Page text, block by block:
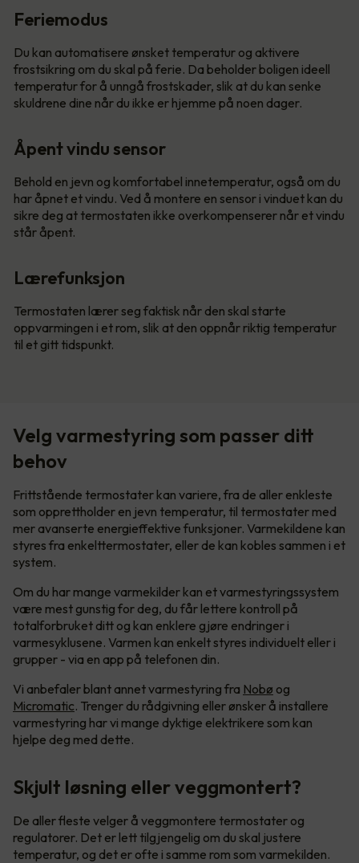
Feriemodus
Du kan automatisere ønsket temperatur og aktivere
frostsikring om du skal på ferie. Da beholder boligen ideell
temperatur for å unngå frostskader, slik at du kan senke
skuldrene dine når du ikke er hjemme på noen dager.
Åpent vindu sensor
Behold en jevn og komfortabel innetemperatur, også om du
har åpnet et vindu. Ved å montere en sensor i vinduet kan du
sikre deg at termostaten ikke overkompenserer når et vindu
står åpent.
Lærefunksjon
Termostaten lærer seg faktisk når den skal starte
oppvarmingen i et rom, slik at den oppnår riktig temperatur
til et gitt tidspunkt.
Velg varmestyring som passer ditt
behov
Frittstående termostater kan variere, fra de aller enkleste
som opprettholder en jevn temperatur, til termostater med
mer avanserte energieffektive funksjoner. Varmekildene kan
styres fra enkelttermostater, eller de kan kobles sammen i et
system.
Om du har mange varmekilder kan et varmestyringssystem
være mest gunstig for deg, du får lettere kontroll på
totalforbruket ditt og kan enklere gjøre endringer i
varmesyklusene. Varmen kan enkelt styres individuelt eller i
grupper - via en app på telefonen din.
Vi anbefaler blant annet varmestyring fra Nobø og
Micromatic. Trenger du rådgivning eller ønsker å installere
varmestyring har vi mange dyktige elektrikere som kan
hjelpe deg med dette.
Skjult løsning eller veggmontert?
De aller fleste velger å veggmontere termostater og
regulatorer. Det er lett tilgjengelig om du skal justere
temperatur, og det er ofte i samme rom som varmekilden.